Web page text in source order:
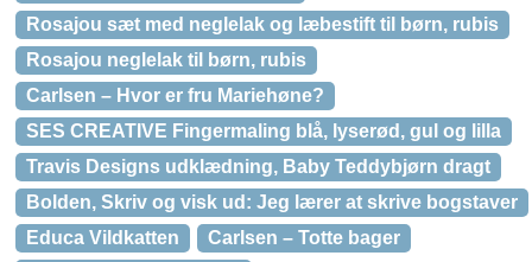
Rosajou sæt med neglelak og læbestift til børn, rubis
Rosajou neglelak til børn, rubis
Carlsen – Hvor er fru Mariehøne?
SES CREATIVE Fingermaling blå, lyserød, gul og lilla
Travis Designs udklædning, Baby Teddybjørn dragt
Bolden, Skriv og visk ud: Jeg lærer at skrive bogstaver
Educa Vildkatten
Carlsen – Totte bager